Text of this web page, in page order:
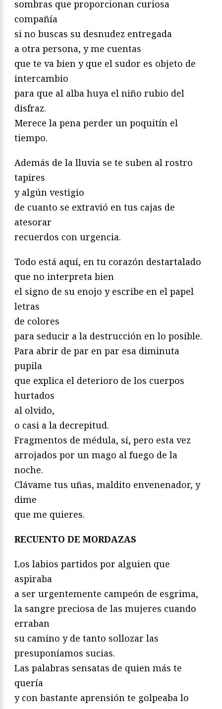
sombras que proporcionan curiosa
compañía
si no buscas su desnudez entregada
a otra persona, y me cuentas
que te va bien y que el sudor es objeto de
intercambio
para que al alba huya el niño rubio del
disfraz.
Merece la pena perder un poquitín el
tiempo.
Además de la lluvia se te suben al rostro
tapires
y algún vestigio
de cuanto se extravió en tus cajas de
atesorar
recuerdos con urgencia.
Todo está aquí, en tu corazón destartalado
que no interpreta bien
el signo de su enojo y escribe en el papel
letras
de colores
para seducir a la destrucción en lo posible.
Para abrir de par en par esa diminuta
pupila
que explica el deterioro de los cuerpos
hurtados
al olvido,
o casi a la decrepitud.
Fragmentos de médula, sí, pero esta vez
arrojados por un mago al fuego de la
noche.
Clávame tus uñas, maldito envenenador, y
dime
que me quieres.
RECUENTO DE MORDAZAS
Los labios partidos por alguien que
aspiraba
a ser urgentemente campeón de esgrima,
la sangre preciosa de las mujeres cuando
erraban
su camino y de tanto sollozar las
presuponíamos sucias.
Las palabras sensatas de quien más te
quería
y con bastante aprensión te golpeaba lo